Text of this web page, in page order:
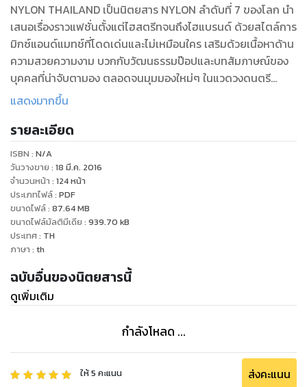
NYLON THAILAND เป็นนิตยสาร NYLON ลำดับที่ 7 ของโลก นำ
เสนอเรื่องราวแฟชั่นตั้งแต่ไฮสตรีทจนถึงไฮแบรนด์ ด้วยสไตล์การ
มิกซ์แอนด์แมทช์ที่โดดเด่นและไม่เหมือนใคร เสริมด้วยเนื้อหาด้าน
ความสวยความงาม บวกกับวัฒนธรรมป๊อปและบทสัมภาษณ์ของ
บุคคลที่น่าจับตามอง ตลอดจนมุมมองใหม่ๆ ในแวดวงดนตรี
ภาพยนตร์ ศิลปะ เทคโนโลยี ท่องเที่ยว และไลฟ์สไตล์ ตั้งแต่ใน
นิตยสารที่เหมาะกับคุณ
แสดงมากขึ้น
รายละเอียด
ISBN : N/A
วันวางขาย : 18 มี.ค. 2016
จำนวนหน้า : 124หน้า
ประเภทไฟล์: PDF
ขนาดไฟล์: 87.64MB
ขนาดไฟล์มัลติมีเดีย : 939.70 kB
ประเทศ: TH
ภาษา : th
ฉบับอื่นของนิตยสารนี้
ดูเพิ่มเติม
กำลังโหลด ...
ให้5 คะแนน ส่งคะแนน